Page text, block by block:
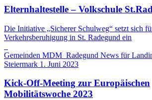
Elternhaltestelle – Volkschule
Die Initiative „Sicherer Schulweg“ setzt sich
Verkehrsberuhigung in St. Radegund ein
Gemeinden MDM_Radegund News für
Steiermark 1. Juni 2023
Kick-Off-Meeting zur Europäischen
Mobilitätswoche 2023